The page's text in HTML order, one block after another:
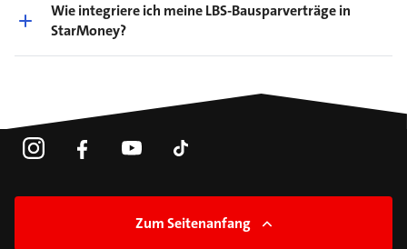
Wie integriere ich meine LBS-Bausparverträge in
StarMoney?
Zum Seitenanfang